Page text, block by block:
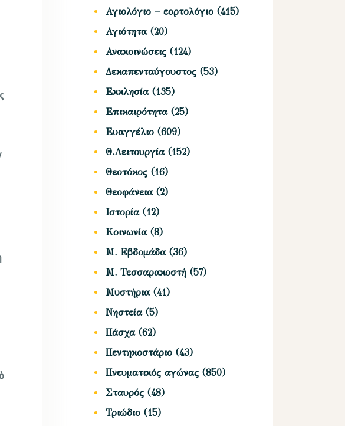
Αγιολόγιο – εορτολόγιο (415)
Αγιότητα(20)
Ανακοινώσεις (124)
Δεκαπενταύγουστος (53)
Εκκλησία(135)
Επικαιρότητα(25)
Ευαγγέλιο (609)
Θ.Λειτουργία(152)
Θεοτόκος (16)
Θεοφάνεια(2)
Ιστορία(12)
Κοινωνία(8)
Μ. Εβδομάδα(36)
Μ. Τεσσαρακοστή (57)
Μυστήρια(41)
Νηστεία(5)
Πάσχα(62)
Πεντηκοστάριο (43)
Πνευματικός αγώνας (850)
Σταυρός (48)
Τριώδιο (15)